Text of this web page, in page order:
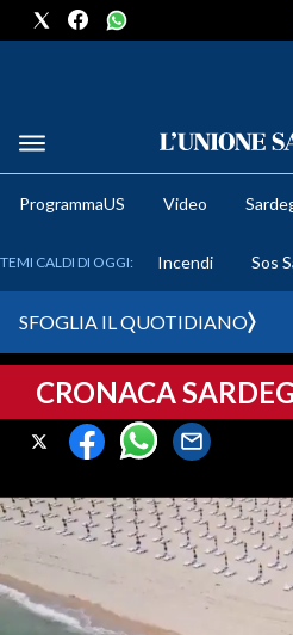
METEO
CRONACA SARDEGNA
CAGLIARI
SULCIS IGLESIENTE
MEDIO CAMPIDANO
ORISTANO E PROVINCIA
SASSARI E PROVINCIA
ProgrammaUS Video
TEMI CALDI DI OGGI: Incendi Sos
SFOGLIA IL QUOTIDIANO
CRONACA